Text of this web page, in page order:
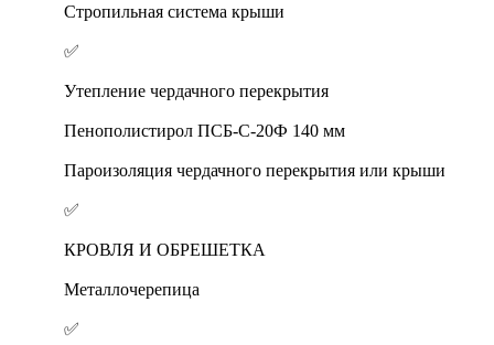
Стропильная система крыши
✅
Утепление чердачного перекрытия
Пенополистирол ПСБ-С-20Ф 140 мм
Пароизоляция чердачного перекрытия или крыши
✅
КРОВЛЯ И ОБРЕШЕТКА
Металлочерепица
✅